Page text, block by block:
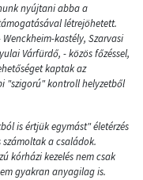
nyújtani abba a
létrejöhetett.
kastély, Szarvasi
Várfürdő, - közös főzéssel,
kaptak az
"szigorú" kontroll helyzetből
is értjük egymást" életérzés
a családok.
kórházi kezelés nem csak
gyakran anyagilag is.